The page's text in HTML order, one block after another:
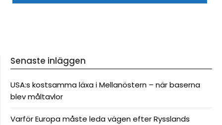
Senaste inläggen
USA:s kostsamma läxa i Mellanöstern – när baserna
blev måltavlor
Varför Europa måste leda vägen efter Rysslands